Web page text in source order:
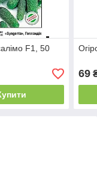
F1, 50
69